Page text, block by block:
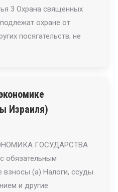
3 Охрана священных
охране от
посягательств; не
Израиля)
ГОСУДАРСТВА
обязательным
(a) Налоги, ссуды
и другие